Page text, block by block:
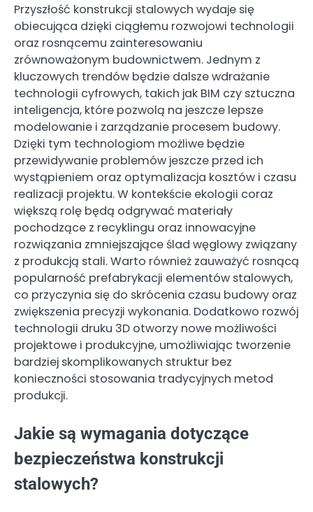
Przyszłość konstrukcji stalowych wydaje się
obiecująca dzięki ciągłemu rozwojowi technologii
oraz rosnącemu zainteresowaniu
zrównoważonym budownictwem. Jednym z
kluczowych trendów będzie dalsze wdrażanie
technologii cyfrowych, takich jak BIM czy sztuczna
inteligencja, które pozwolą na jeszcze lepsze
modelowanie i zarządzanie procesem budowy.
Dzięki tym technologiom możliwe będzie
przewidywanie problemów jeszcze przed ich
wystąpieniem oraz optymalizacja kosztów i czasu
realizacji projektu. W kontekście ekologii coraz
większą rolę będą odgrywać materiały
pochodzące z recyklingu oraz innowacyjne
rozwiązania zmniejszające ślad węglowy związany
z produkcją stali. Warto również zauważyć rosnącą
popularność prefabrykacji elementów stalowych,
co przyczynia się do skrócenia czasu budowy oraz
zwiększenia precyzji wykonania. Dodatkowo rozwój
technologii druku 3D otworzy nowe możliwości
projektowe i produkcyjne, umożliwiając tworzenie
bardziej skomplikowanych struktur bez
konieczności stosowania tradycyjnych metod
produkcji.
Jakie są wymagania dotyczące
bezpieczeństwa konstrukcji
stalowych?